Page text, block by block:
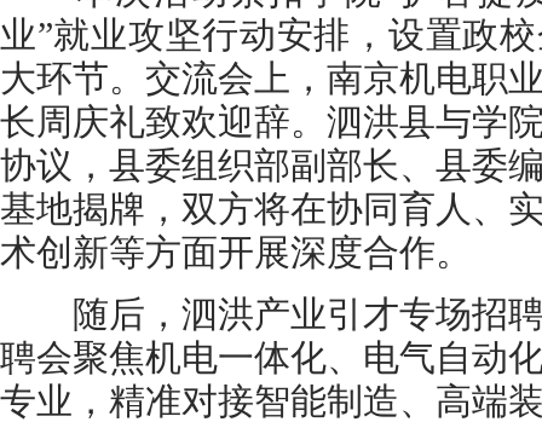
业”就业攻坚行动安排，设置政
大环节。交流会上，南京机电职
长周庆礼致欢迎辞。泗洪县与学
协议，县委组织部副部长、县委
基地揭牌，双方将在协同育人、
术创新等方面开展深度合作。
随后，泗洪产业引才专场招聘
聘会聚焦机电一体化、电气自动
专业，精准对接智能制造、高端